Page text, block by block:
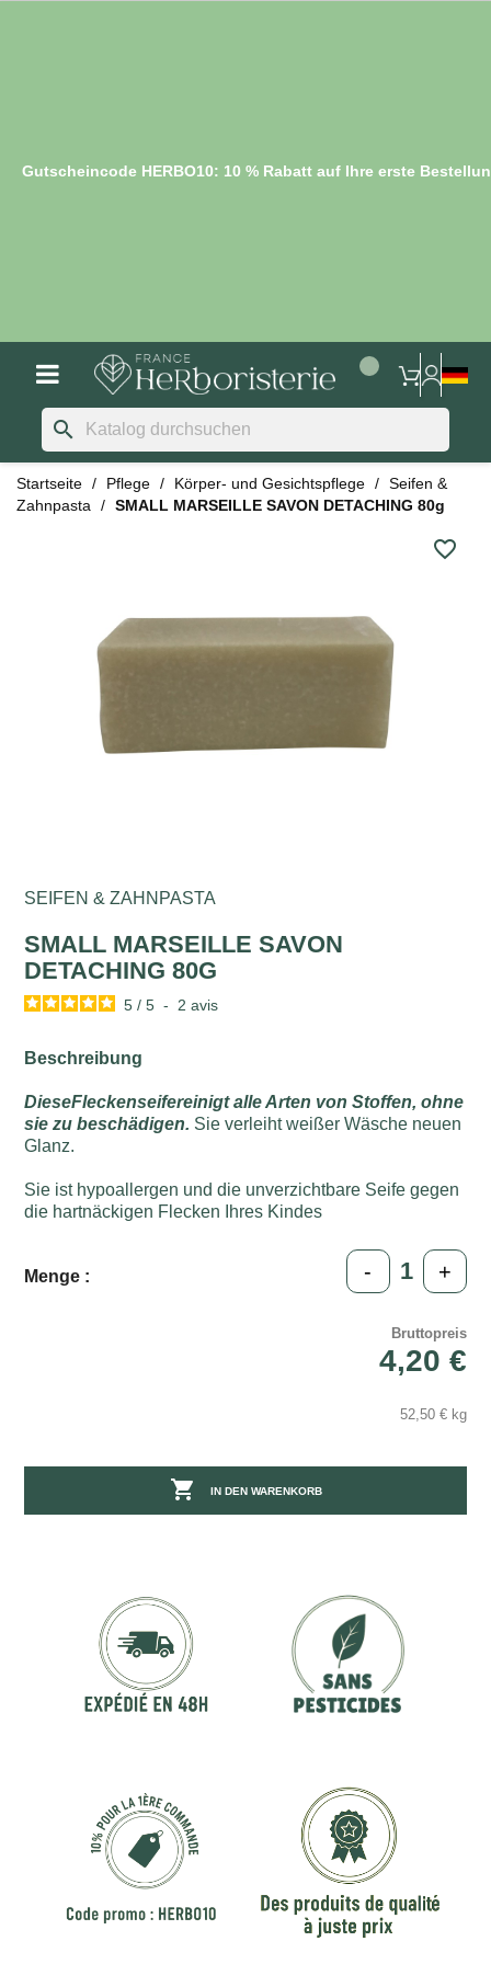
Gutscheincode HERBO10: 10 % Rabatt auf Ihre erste
search
Startseite Pflege Körper- und Gesichtspflege
Seifen &
Zahnpasta
SMALL MARSEILLE SAVON DETACHING 80g
favorite_border
SEIFEN & ZAHNPASTA
SMALL MARSEILLE SAVON
DETACHING 80G
5 / 5 - 2avis
Beschreibung
DieseFleckenseifereinigt alle Arten von Stoffen, ohne
sie zu beschädigen. Sie verleiht weißer Wäsche neuen
Glanz.
Sie ist hypoallergen und die unverzichtbare Seife gegen
die hartnäckigen Flecken Ihres Kindes
Menge : - +
Bruttopreis
4,20 €
52,50 € kg
 IN DEN WARENKORB